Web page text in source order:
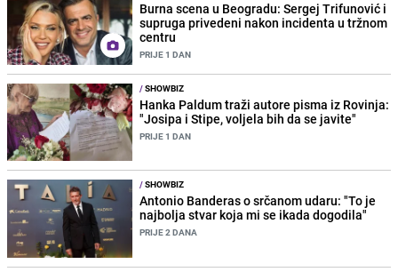
Burna scena u Beogradu: Sergej Trifunović i
supruga privedeni nakon incidenta u tržnom
centru
PRIJE 1 DAN
/SHOWBIZ
Hanka Paldum traži autore pisma iz Rovinja:
"Josipa i Stipe, voljela bih da se javite"
PRIJE 1 DAN
/SHOWBIZ
Antonio Banderas o srčanom udaru: "To je
najbolja stvar koja mi se ikada dogodila"
PRIJE 2 DANA